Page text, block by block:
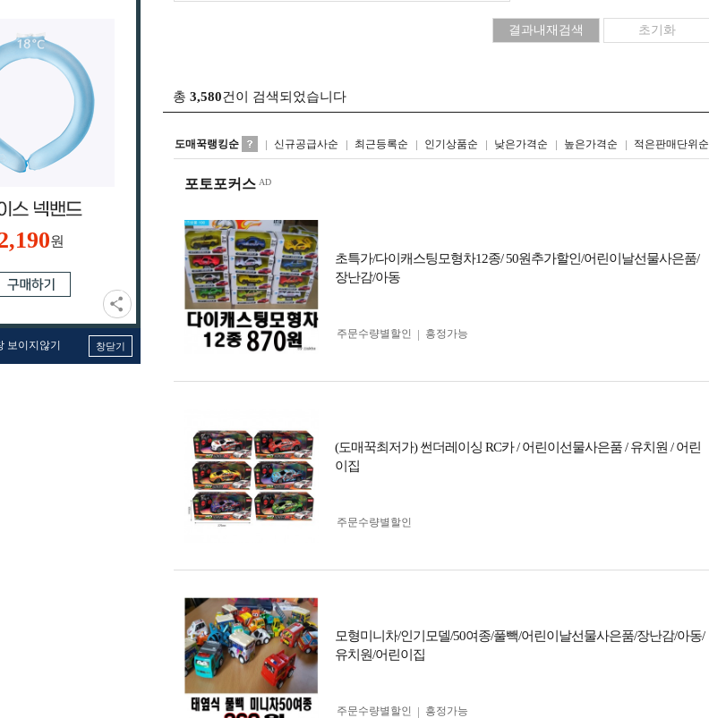
원
보이지않기 창닫기
총 3,580건이 검색되었습니다
도매꾹랭킹순 신규공급사순 최근등록순 인기상품순 낮은가격순 높은가격순 적은판매단위순
리스트형갤러리형
포토포커스
초특가/다이캐스팅모형차12종/ 50원추가할인/어린이날선물사은품/
장난감/아동
주문수량별할인
흥정가능
(도매꾹최저가) 썬더레이싱 RC카 / 어린이선물사은품 / 유치원 / 어린
이집
주문수량별할인
모형미니차/인기모델/50여종/풀빽/어린이날선물사은품/장난감/아동/
유치원/어린이집
주문수량별할인
흥정가능